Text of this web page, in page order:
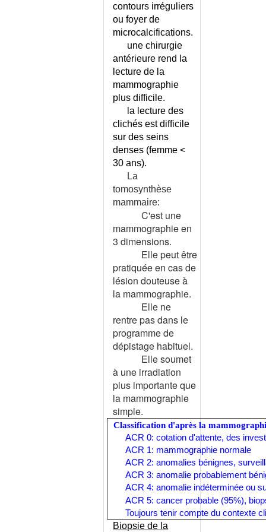
PROCESSIONNAIRES
CHIKUNGUNYA OU DENGUE
CHIMIOTHERAPIE DES
CHIRURGIE ESTHETIQUE ET
CHLAMYDIASE GENITALE
CHLAMYDIASE GENITALE
CHOC - QUEL ETAT DE CHOC ?
CHOC CARDIOGENIQUE
CHOC HYPOVOLEMIQUE
CHOLANGITE BILIAIRE
CHOLANGITE SCLEROSANTE
CHOLANGITE SCLEROSANTE
CHOLECYSTITE AIGUE
CHOLESTASE GRAVIDIQUE
CHONDRODYSTROPHIES
CHONDROMATOSE SYNOVIALE
contours irréguliers
ou foyer de
microcalcifications.
une chirurgie
antérieure rend la
lecture de la
mammographie
plus difficile.
la lecture des
clichés est difficile
sur des seins
denses (femme <
30 ans).
La
tomosynthèse
mammaire:
C'est une
mammographie en
3 dimensions.
Elle peut être
pratiquée en cas de
lésion douteuse à
la mammographie.
Elle ne
rentre pas dans le
programme de
dépistage habituel.
Elle soumet
à une irradiation
plus importante que
la mammographie
simple.
Classification d'après la
ACR 0: cotation d'attente, des
ACR 1: mammographie normale
ACR 2: anomalies bénignes,
ACR 3: anomalie probablement
ACR 4: anomalie indéterminée ou
ACR 5:cancer probable (95%),
Toujours tenir compte du contexte
Biopsie de la